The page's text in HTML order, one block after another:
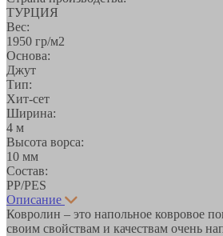
ТУРЦИЯ
Вес:
1950 гр/м2
Основа:
Джут
Тип:
Хит-сет
Ширина:
4 м
Высота ворса:
10 мм
Состав:
PP/PES
Описание
Ковролин – это напольное ковровое
своим свойствам и качествам очень